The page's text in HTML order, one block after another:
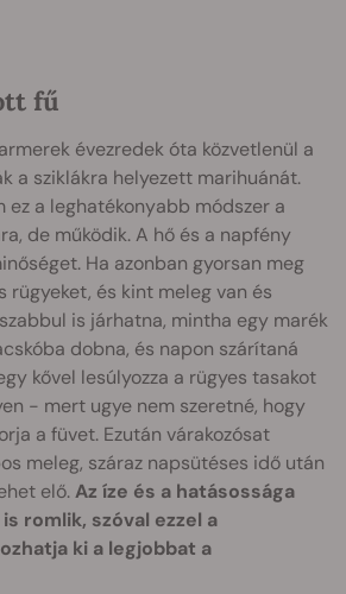
fű
évezredek óta közvetlenül a
a sziklákra helyezett marihuánát.
ez a leghatékonyabb módszer a
de működik. A hő és a napfény
Ha azonban gyorsan meg
rügyeket, és kint meleg van és
is járhatna, mintha egy marék
dobna, és napon szárítaná
kővel lesúlyozza a rügyes tasakot
- mert ugye nem szeretné, hogy
a füvet. Ezután várakozósat
meleg, száraz napsütéses idő után
elő.Az íze és a hatásossága
romlik, szóval ezzel a
ki a legjobbat a